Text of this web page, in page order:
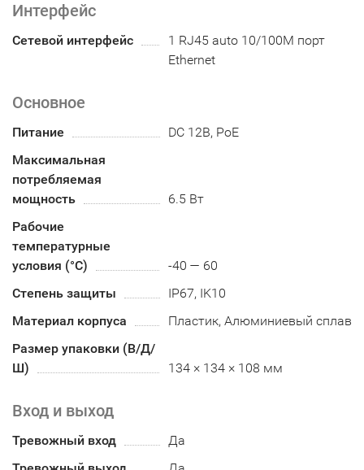
Интерфейс
Сетевой интерфейс
1 RJ45 auto 10/100M порт
Ethernet
Основное
Питание
DC 12В, PoE
Максимальная
потребляемая
мощность
6.5 Вт
Рабочие
температурные
условия (°С)
-40 — 60
Степень защиты
IP67, IK10
Материал корпуса
Пластик, Алюминиевый сплав
Размер упаковки (В/Д/
Ш)
134 × 134 × 108 мм
Вход и выход
Тревожный вход
Да